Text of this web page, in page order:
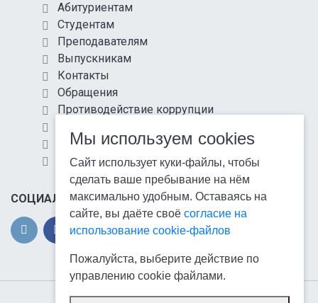
Абитуриентам
Студентам
Преподавателям
Выпускникам
Контакты
Обращения
Противодействие коррупции
Антитеррористическая защищенность
Карта сайта
СОЦИАЛЬНЫЕ СЕТИ
Мы используем cookies
Сайт использует куки-файлы, чтобы
сделать ваше пребывание на нём
максимально удобным. Оставаясь на
сайте, вы даёте своё согласие на
использование cookie-файлов
Пожалуйста, выберите действие по
управлению cookie файлами.